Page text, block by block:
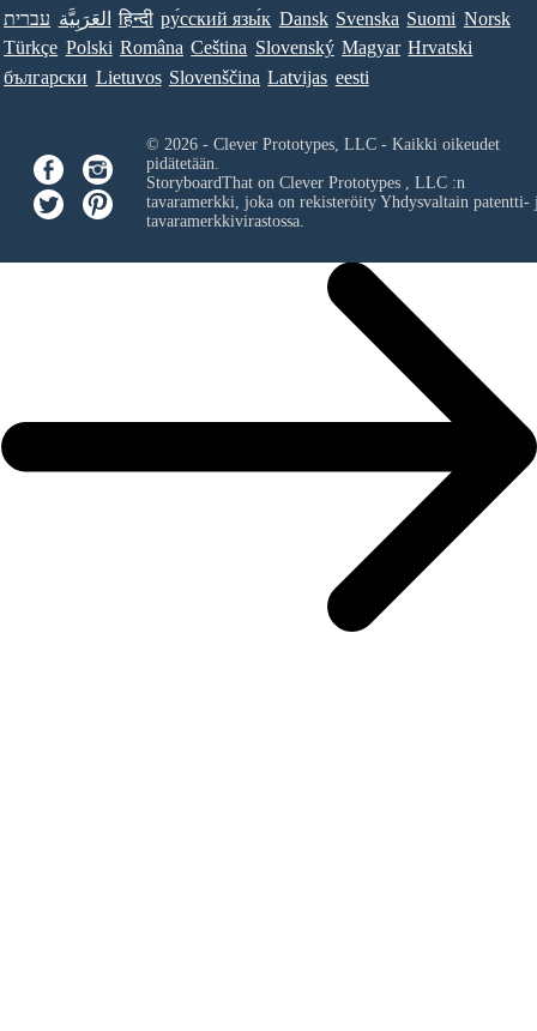
עברית العَرَبِيَّة हिन्दी ру́сский язы́к Dansk Svenska Suomi Norsk
Türkçe Polski Româna Ceština Slovenský Magyar Hrvatski
български Lietuvos Slovenščina Latvijas eesti
© 2026 - Clever Prototypes, LLC - Kaikki oikeudet
pidätetään.
StoryboardThat on Clever Prototypes , LLC:n
tavaramerkki, joka on rekisteröity Yhdysvaltain patentti-
tavaramerkkivirastossa.